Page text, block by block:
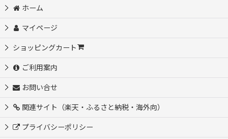
ホーム
マイページ
ショッピングカート
ご利用案内
お問い合せ
関連サイト（楽天・ふるさと納税・海外向）
プライバシーポリシー